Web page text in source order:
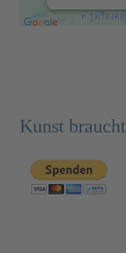
Kunst braucht